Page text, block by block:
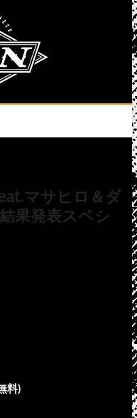
マサヒロ＆ダ
果発表スペシ
料)